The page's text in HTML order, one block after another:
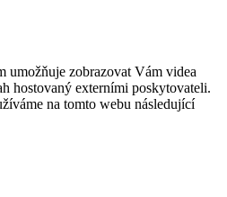
umožňuje zobrazovat Vám videa
hostovaný externími poskytovateli.
na tomto webu následující